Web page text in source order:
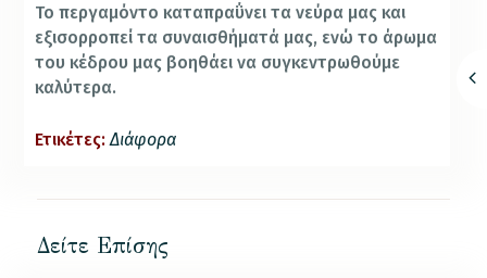
Το περγαμόντο καταπραΰνει τα νεύρα μας και
εξισορροπεί τα συναισθήματά μας, ενώ το άρωμα
του κέδρου μας βοηθάει να συγκεντρωθούμε
καλύτερα.
Ετικέτες: Διάφορα
Δείτε Επίσης